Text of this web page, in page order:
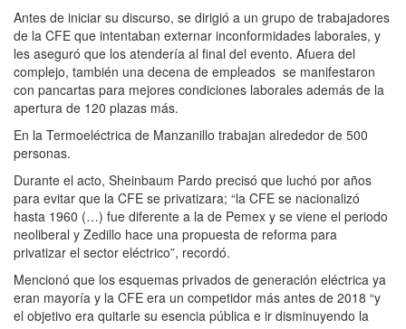
Antes de iniciar su discurso, se dirigió a un grupo de trabajadores
de la CFE que intentaban externar inconformidades laborales, y
les aseguró que los atendería al final del evento. Afuera del
complejo, también una decena de empleados se manifestaron
con pancartas para mejores condiciones laborales además de la
apertura de 120 plazas más.
En la Termoeléctrica de Manzanillo trabajan alrededor de 500
personas.
Durante el acto, Sheinbaum Pardo precisó que luchó por años
para evitar que la CFE se privatizara; “la CFE se nacionalizó
hasta 1960 (…) fue diferente a la de Pemex y se viene el periodo
neoliberal y Zedillo hace una propuesta de reforma para
privatizar el sector eléctrico”, recordó.
Mencionó que los esquemas privados de generación eléctrica ya
eran mayoría y la CFE era un competidor más antes de 2018 “y
el objetivo era quitarle su esencia pública e ir disminuyendo la